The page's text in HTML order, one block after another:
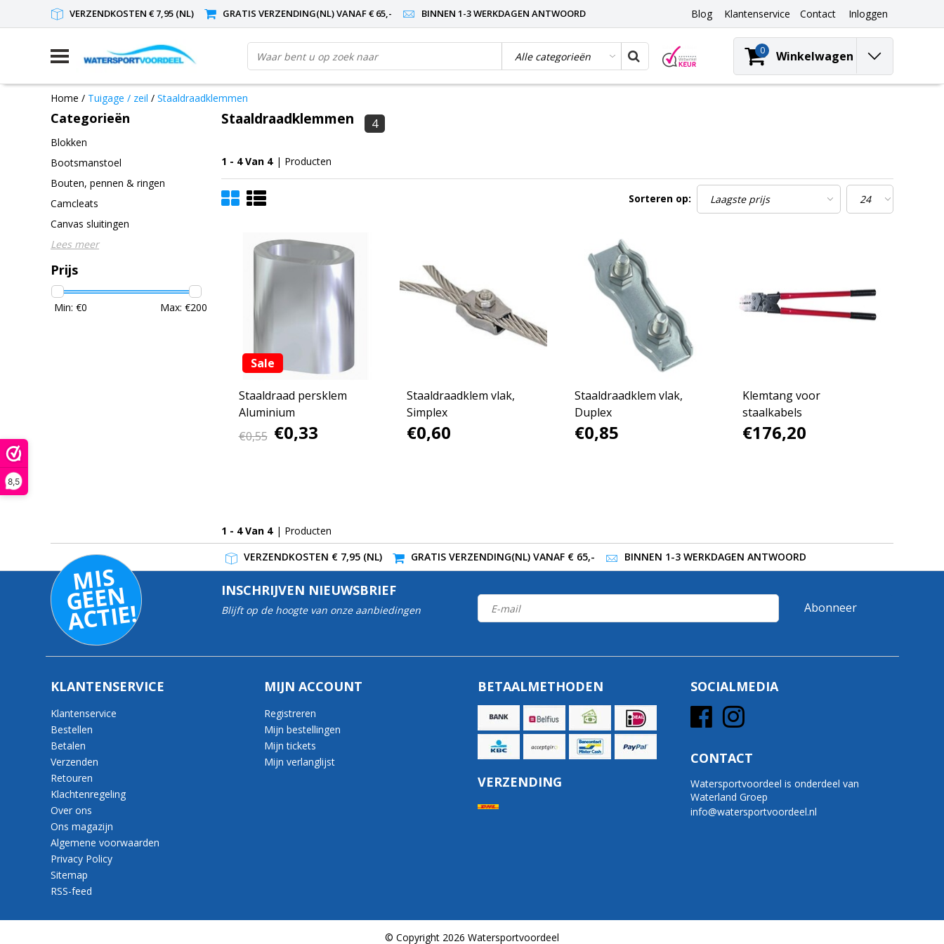
8,5
VERZENDKOSTEN € 7,95 (NL) GRATIS VERZENDING(NL) VANAF € 65,- BINNEN 1-3 WERKDAGEN ANTWOORD Blog Klantenservice Contact Inloggen
0 Winkelwagen
Home / Tuigage / zeil / Staaldraadklemmen
Categorieën
Blokken
Bootsmanstoel
Bouten, pennen & ringen
Camcleats
Canvas sluitingen
Lees meer
Prijs
Min: €0 Max: €200
Staaldraadklemmen 4
1 - 4 Van 4 | Producten
Sorteren op:
Sale
Staaldraad persklem
Aluminium
€0,55 €0,33
Staaldraadklem vlak,
Simplex
€0,60
Staaldraadklem vlak,
Duplex
€0,85
Klemtang voor
staalkabels
€176,20
1 - 4 Van 4 | Producten
VERZENDKOSTEN € 7,95 (NL)
GRATIS VERZENDING(NL) VANAF € 65,- BINNEN 1-3 WERKDAGEN ANTWOORD
MI
S
G
E
E
N
A
C
TI
E!
INSCHRIJVEN NIEUWSBRIEF
Blijft op de hoogte van onze aanbiedingen Abonneer
KLANTENSERVICE
Klantenservice
Bestellen
Betalen
Verzenden
Retouren
Klachtenregeling
Over ons
Ons magazijn
Algemene voorwaarden
Privacy Policy
Sitemap
RSS-feed
MIJN ACCOUNT
Registreren
Mijn bestellingen
Mijn tickets
Mijn verlanglijst
BETAALMETHODEN
VERZENDING
SOCIALMEDIA
CONTACT
Watersportvoordeel is onderdeel van
Waterland Groep
info@watersportvoordeel.nl
© Copyright 2026 Watersportvoordeel